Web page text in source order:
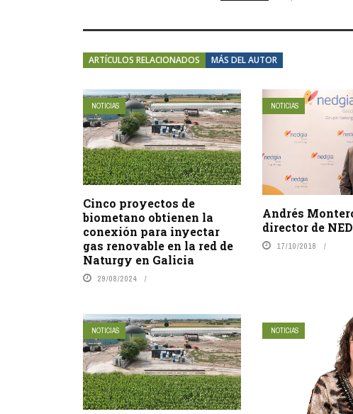
ARTÍCULOS RELACIONADOS MÁS DEL AUTOR
NOTICIAS
Cinco proyectos de
biometano obtienen la
conexión para inyectar
gas renovable en la red de
Naturgy en Galicia
29/08/2024
NOTICIAS
Andrés
director de
17/10/2018
NOTICIAS NOTICIAS